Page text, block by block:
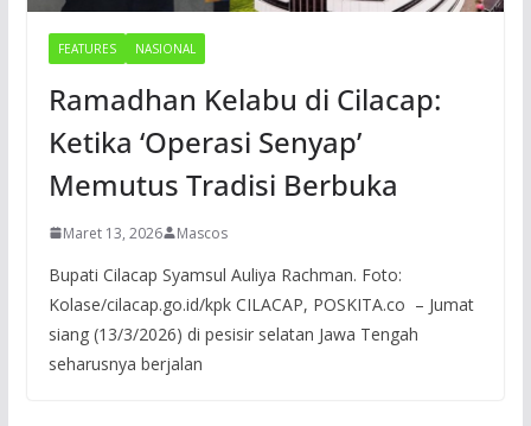
FEATURES NASIONAL
Ramadhan Kelabu di Cilacap:
Ketika ‘Operasi Senyap’
Memutus Tradisi Berbuka
Maret 13, 2026 Mascos
Bupati Cilacap Syamsul Auliya Rachman. Foto:
Kolase/cilacap.go.id/kpk CILACAP, POSKITA.co – Jumat
siang (13/3/2026) di pesisir selatan Jawa Tengah
seharusnya berjalan